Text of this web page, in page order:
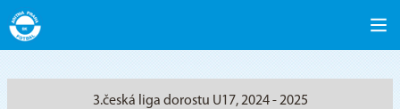
3.česká liga dorostu U17, 2024 - 2025